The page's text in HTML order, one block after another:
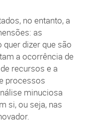
no entanto, a
as
dizer que são
a ocorrência de
recursos e a
processos
minuciosa
si, ou seja, nas